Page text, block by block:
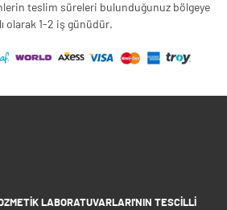
teslim süreleri bulunduğunuz bölgeye
olarak 1-2 iş günüdür.
LABORATUVARLARI'NIN TESCILLI